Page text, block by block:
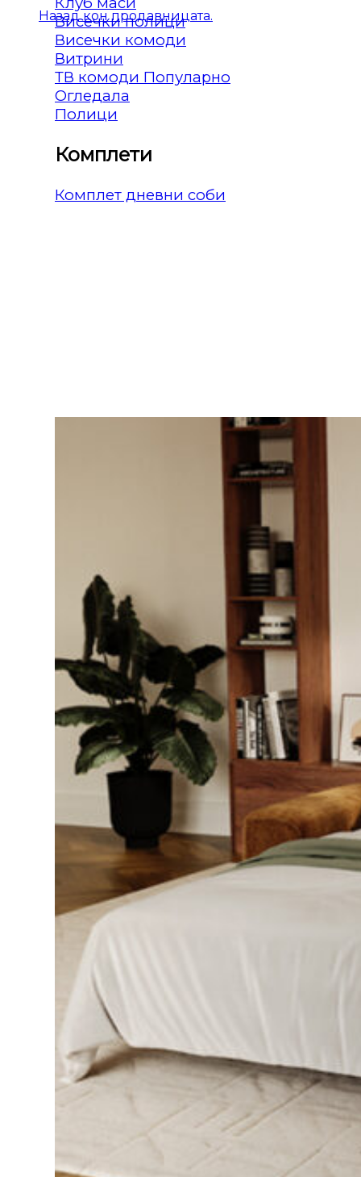
Назад кон продавницата.
Висечки полици
Висечки комоди
Витрини
ТВ комоди
Огледала
Полици
Комплети
Комплет дневни соби